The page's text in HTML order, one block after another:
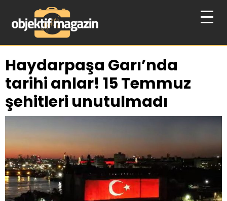
Haydarpaşa Garı’nda
tarihi anlar! 15 Temmuz
şehitleri unutulmadı